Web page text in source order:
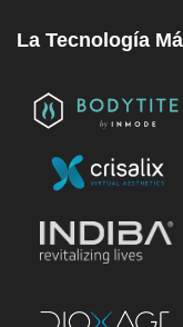
La Tecnología